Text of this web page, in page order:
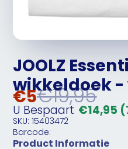
JOOLZ
wikkeldoek -
€5€19,95
U Bespaart €14,95
SKU: 15403472
Barcode:
Product Informatie